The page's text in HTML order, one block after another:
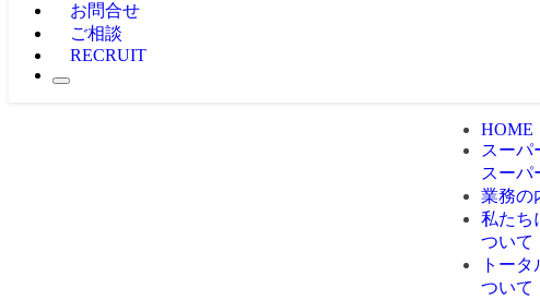
お問合せ
ご相談
RECRUIT
HOME
スーパ
スーパ
業務の
私たち
ついて
トー
ついて